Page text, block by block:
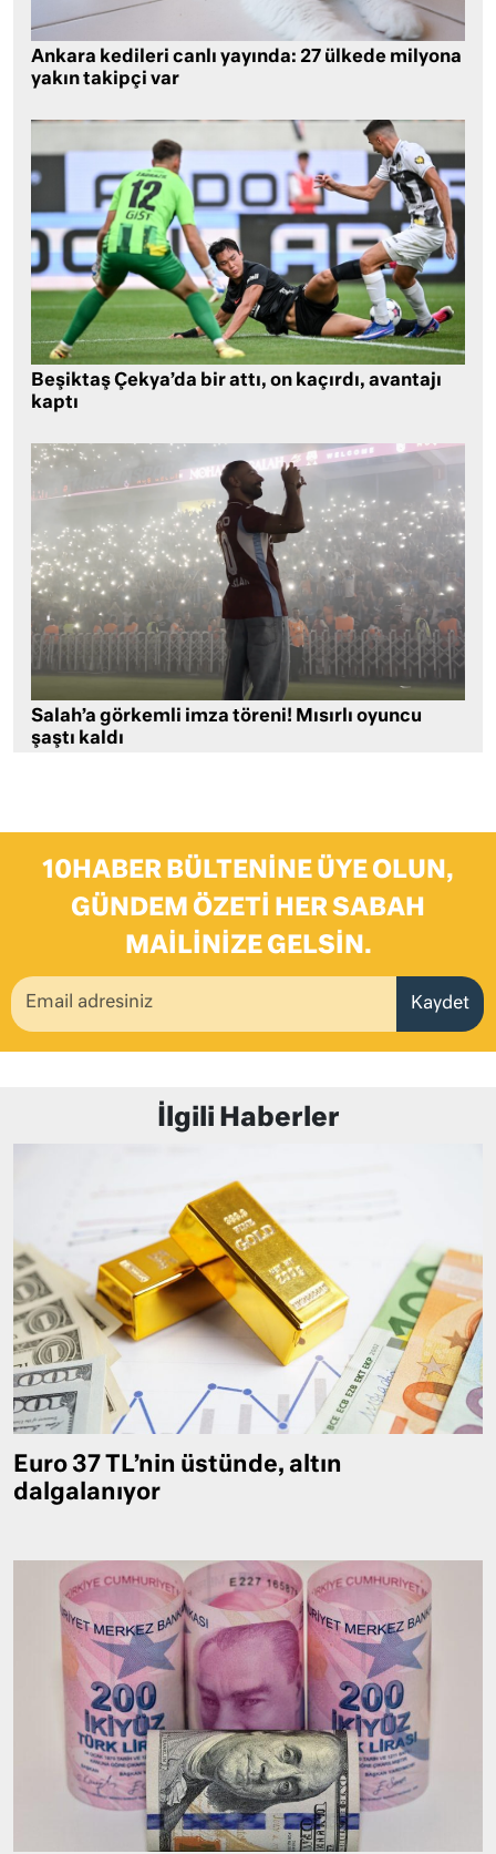
Ankara kedileri canlı yayında: 27 ülkede milyona
yakın takipçi var
Beşiktaş Çekya’da bir attı, on kaçırdı, avantajı
kaptı
Salah’a görkemli imza töreni! Mısırlı oyuncu
şaştı kaldı
10HABER BÜLTENINE ÜYE OLUN,
GÜNDEM ÖZETI HER SABAH
MAILINIZE GELSIN.
Kaydet
İlgili Haberler
Euro 37 TL’nin üstünde, altın
dalgalanıyor